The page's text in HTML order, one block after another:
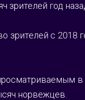
год
зрителей с
норвежцев.